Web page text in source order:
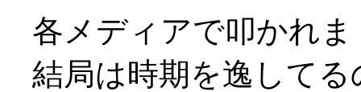
各メディアで叩かれ
結局は時期を逸して